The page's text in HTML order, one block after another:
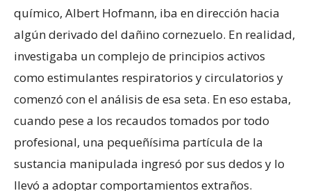
químico, Albert Hofmann, iba en dirección hacia
algún derivado del dañino cornezuelo. En realidad,
investigaba un complejo de principios activos
como estimulantes respiratorios y circulatorios y
comenzó con el análisis de esa seta. En eso estaba,
cuando pese a los recaudos tomados por todo
profesional, una pequeñísima partícula de la
sustancia manipulada ingresó por sus dedos y lo
llevó a adoptar comportamientos extraños.